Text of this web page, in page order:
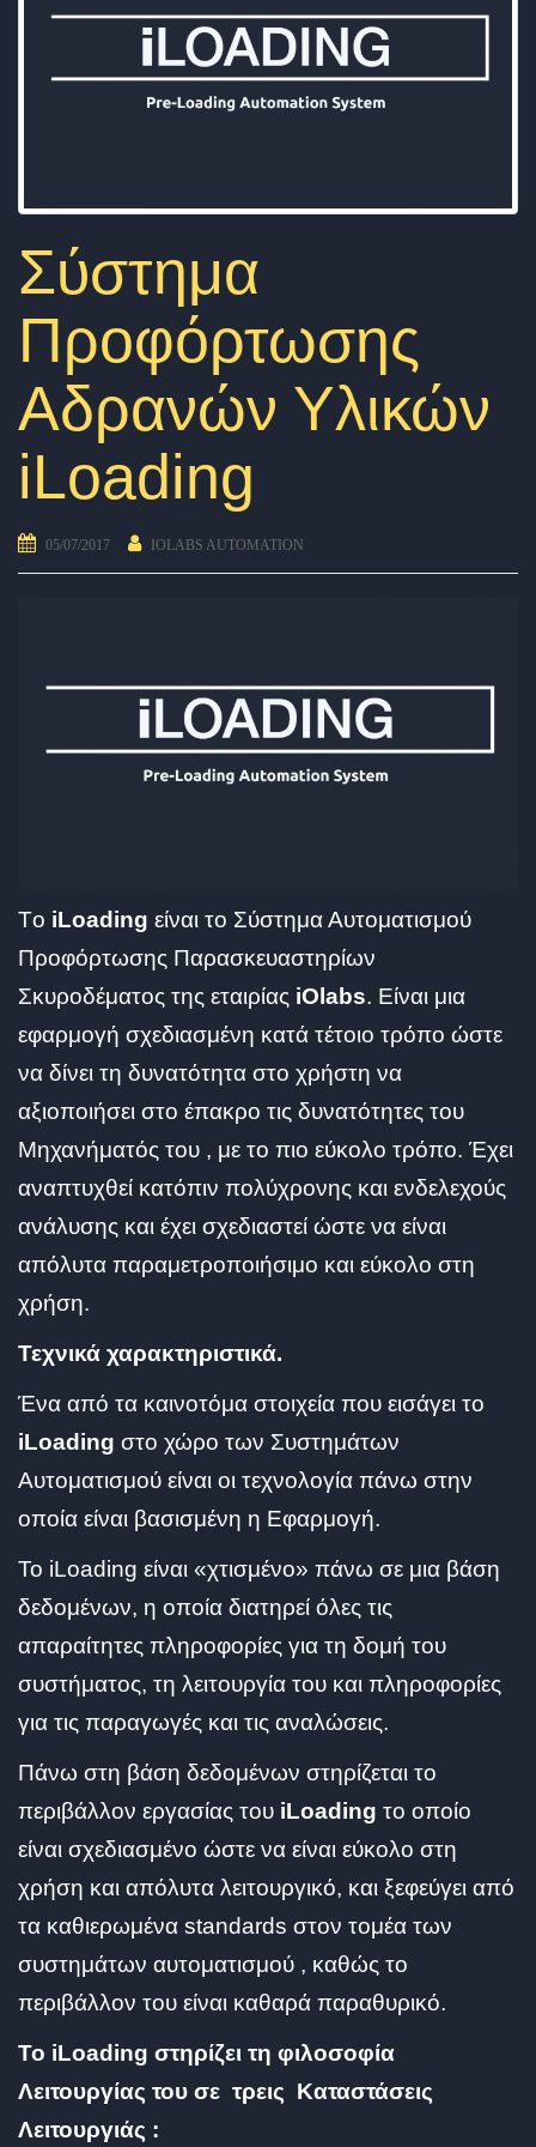
t
Σύστημα
Προφόρτωσης
Αδρανών Υλικών
iLoading
05/07/2017 IOLABS AUTOMATION
Τo iLoading είναι το Σύστημα Αυτοματισμού
Προφόρτωσης Παρασκευαστηρίων
Σκυροδέματος της εταιρίας iOlabs. Είναι μια
εφαρμογή σχεδιασμένη κατά τέτοιο τρόπο ώστε
να δίνει τη δυνατότητα στο χρήστη να
αξιοποιήσει στο έπακρο τις δυνατότητες του
Μηχανήματός του , με το πιο εύκολο τρόπο. Έχει
αναπτυχθεί κατόπιν πολύχρονης και ενδελεχούς
ανάλυσης και έχει σχεδιαστεί ώστε να είναι
απόλυτα παραμετροποιήσιμο και εύκολο στη
χρήση.
Τεχνικά χαρακτηριστικά.
Ένα από τα καινοτόμα στοιχεία που εισάγει το
iLoading στο χώρο των Συστημάτων
Αυτοματισμού είναι οι τεχνολογία πάνω στην
οποία είναι βασισμένη η Εφαρμογή.
Το iLoading είναι «χτισμένο» πάνω σε μια βάση
δεδομένων, η οποία διατηρεί όλες τις
απαραίτητες πληροφορίες για τη δομή του
συστήματος, τη λειτουργία του και πληροφορίες
για τις παραγωγές και τις αναλώσεις.
Πάνω στη βάση δεδομένων στηρίζεται το
περιβάλλον εργασίας του iLoading το οποίο
είναι σχεδιασμένο ώστε να είναι εύκολο στη
χρήση και απόλυτα λειτουργικό, και ξεφεύγει από
τα καθιερωμένα standards στον τομέα των
συστημάτων αυτοματισμού , καθώς το
περιβάλλον του είναι καθαρά παραθυρικό.
Το iLoading στηρίζει τη φιλοσοφία
Λειτουργίας του σε τρεις Καταστάσεις
Λειτουργιάς :